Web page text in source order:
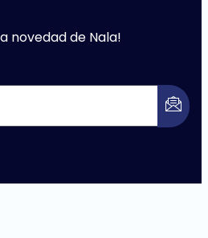
novedad de Nala!